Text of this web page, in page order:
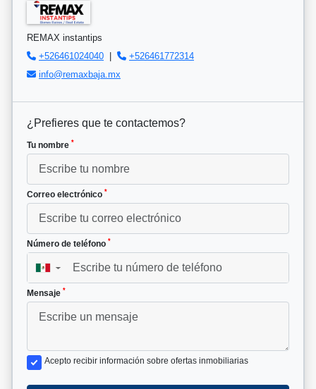
REMAX instantips
+526461024040 |
+526461772314
info@remaxbaja.mx
¿Prefieres que te contactemos?
Tu nombre *
Correo electrónico *
Número de teléfono *
▼
Mensaje *
Acepto recibir información sobre ofertas inmobiliarias